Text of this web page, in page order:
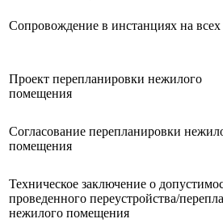
Сопровождение в инстанциях на всех
Проект перепланировки нежилого
помещения
Согласование перепланировки
помещения
Техническое заключение о
проведенного переустройства/
нежилого помещения